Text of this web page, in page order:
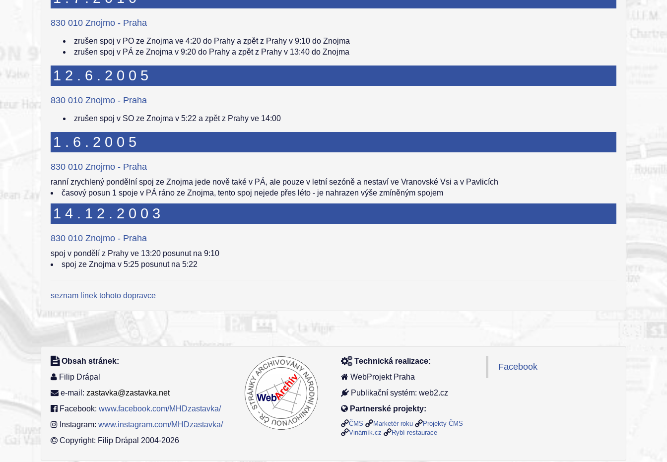
830 010 Znojmo - Praha
zrušen spoj v PO ze Znojma ve 4:20 do Prahy a zpět z Prahy v 9:10 do Znojma
zrušen spoj v PÁ ze Znojma v 9:20 do Prahy a zpět z Prahy v 13:40 do Znojma
12.6.2005
830 010 Znojmo - Praha
zrušen spoj v SO ze Znojma v 5:22 a zpět z Prahy ve 14:00
1.6.2005
830 010 Znojmo - Praha
ranní zrychlený pondělní spoj ze Znojma jede nově také v PÁ, ale pouze v letní sezóně a nestaví ve Vranovské Vsi a v Pavlicích
časový posun 1 spoje v PÁ ráno ze Znojma, tento spoj nejede přes léto - je nahrazen výše zmíněným spojem
14.12.2003
830 010 Znojmo - Praha
spoj v pondělí z Prahy ve 13:20 posunut na 9:10
spoj ze Znojma v 5:25 posunut na 5:22
seznam linek tohoto dopravce
Obsah stránek:
Filip Drápal
e-mail:zastavka@zastavka.net
Facebook:www.facebook.com/MHDzastavka/
Instagram:www.instagram.com/MHDzastavka/
Copyright: Filip Drápal 2004-2026
Technická realizace:
WebProjekt Praha
Publikační systém: web2.cz
Partnerské projekty:
ČMS Marketér roku
Projekty ČMS
Vinárník.cz
Rybí restaurace
Facebook